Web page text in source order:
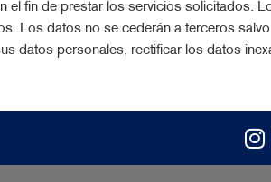
el fin de prestar los servicios solicitados.
Los datos no se cederán a terceros
datos personales, rectificar los datos